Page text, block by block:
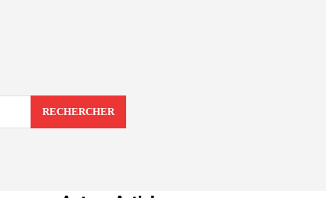
RECHERCHER